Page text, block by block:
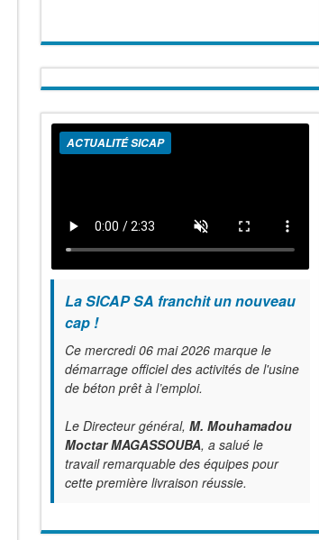
ACTUALITÉ SICAP
La SICAP SA franchit un nouveau
cap !
Ce mercredi 06 mai 2026 marque le
démarrage officiel des activités de l'usine
de béton prêt à l’emploi.
Le Directeur général, M. Mouhamadou
Moctar MAGASSOUBA, a salué le
travail remarquable des équipes pour
cette première livraison réussie.